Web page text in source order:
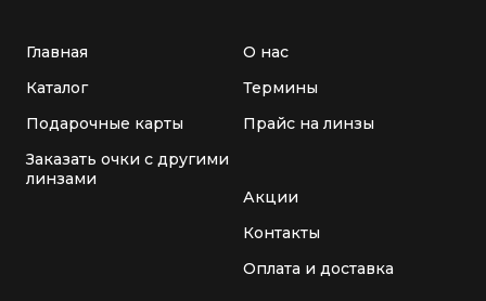
Главная
Каталог
Подарочные карты
Заказать очки с другими
линзами
О нас
Термины
Прайс на линзы
Акции
Контакты
Оплата и доставка